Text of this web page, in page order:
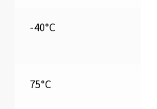
-40°C
75°C